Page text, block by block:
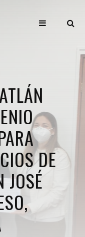
DE
JOSÉ